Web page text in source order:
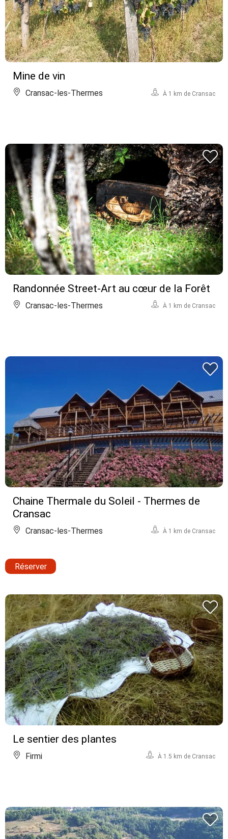
Mine de vin
Cransac-les-Thermes À 1 km de Cransac
Randonnée Street-Art au cœur de la Forêt
Cransac-les-Thermes À 1 km de Cransac
Chaine Thermale du Soleil - Thermes de
Cransac
Cransac-les-Thermes À 1 km de Cransac
Réserver
Le sentier des plantes
Firmi À 1.5 km de Cransac